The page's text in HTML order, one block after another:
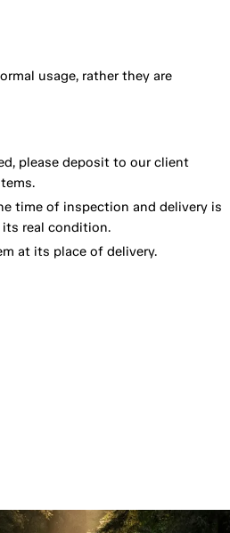
usage, rather they are
please deposit to our client
time of inspection and delivery is
real condition.
at its place of delivery.